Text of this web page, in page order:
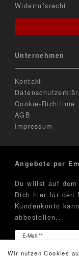
Widerrufsrecht
Unternehmen
Kontakt
Cookie-Richtlinie
AGB
Impressum
Angebote per
Du willst auf dem
Dich hier für den
Kundenkonto
abbestellen...
E-Mail **
Newsletter
Wir nutzen Cookies